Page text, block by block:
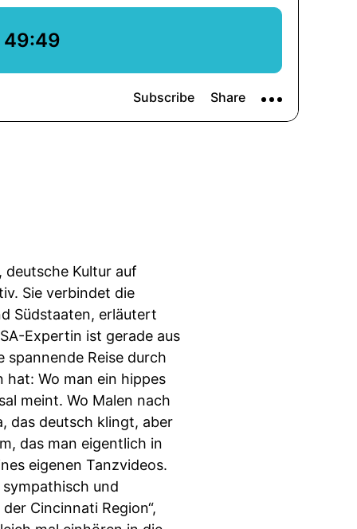
Kultur auf
Sie verbindet die
Südstaaten, erläutert
Expertin ist gerade aus
Reise durch
hat: Wo man ein hippes
meint. Wo Malen nach
das deutsch klingt, aber
das man eigentlich in
eigenen Tanzvideos.
und
Cincinnati Region“,